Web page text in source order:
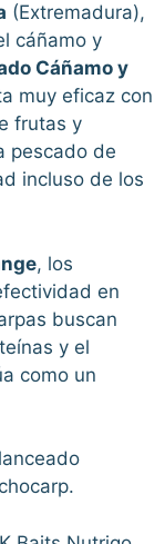
(Extremadura),
cáñamo y
Cáñamo y
muy eficaz con
frutas y
pescado de
incluso de los
, los
en
buscan
y el
como un